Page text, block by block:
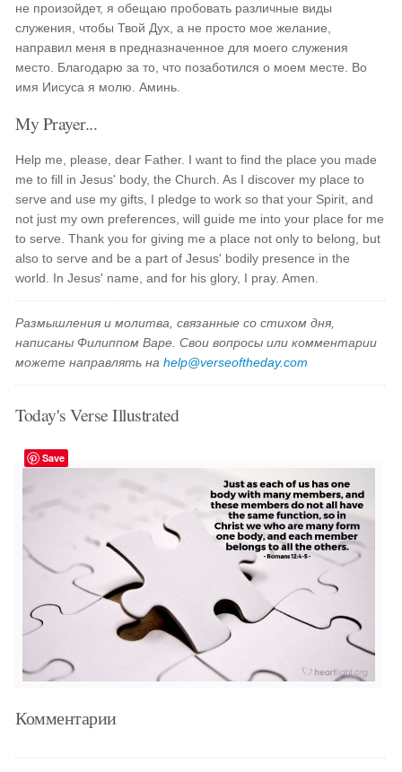
не произойдет, я обещаю пробовать различные виды
служения, чтобы Твой Дух, а не просто мое желание,
направил меня в предназначенное для моего служения
место. Благодарю за то, что позаботился о моем месте. Во
имя Иисуса я молю. Аминь.
My Prayer...
Help me, please, dear Father. I want to find the place you made
me to fill in Jesus' body, the Church. As I discover my place to
serve and use my gifts, I pledge to work so that your Spirit, and
not just my own preferences, will guide me into your place for me
to serve. Thank you for giving me a place not only to belong, but
also to serve and be a part of Jesus' bodily presence in the
world. In Jesus' name, and for his glory, I pray. Amen.
Размышления и молитва, связанные со стихом дня,
написаны Филиппом Варе. Свои вопросы или комментарии
можете направлять наhelp@verseoftheday.com
Today's Verse Illustrated
Save
Комментарии